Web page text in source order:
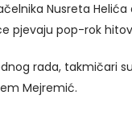
Nusreta Helića
pjevaju pop-rok
rada, takmičari
Mejremić.